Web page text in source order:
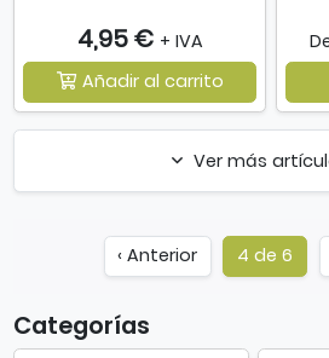
4,95 € + IVA
Añadir al carrito
Ver más
‹ Anterior 4 de 6
Categorías